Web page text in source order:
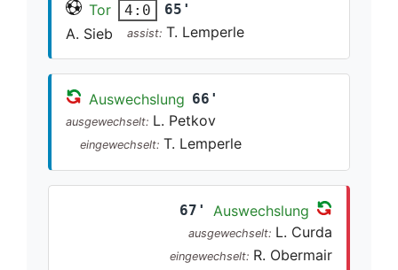
Tor 4:0 65'
A. Sieb assist: T. Lemperle
Auswechslung 66'
ausgewechselt: L. Petkov
eingewechselt: T. Lemperle
67' Auswechslung
ausgewechselt: L. Curda
eingewechselt: R. Obermair